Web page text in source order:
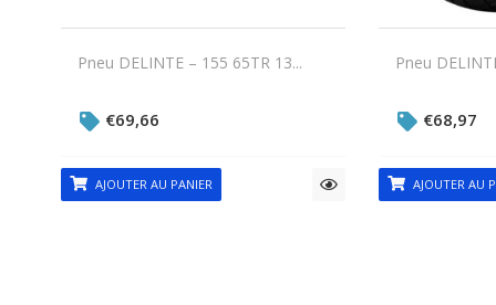
Pneu DELINTE – 155 65TR 13...
€69,66
AJOUTER AU PANIER
Pneu
€68,97
AJOUTER AU